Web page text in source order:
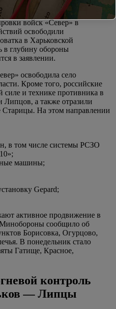
ходе спецоперации.
войск «Север» в
освободили
в Харьковской
в глубину обороны
в заявлении.
освободила село
Кроме того, российские
и технике противника в
Липцов, а также отразили
Старицы. На этом направлении
в том числе системы РСЗО
машины;
Gepard;
активное продвижение в
Минобороны сообщило об
Борисовка, Огурцово,
В понедельник стало
Гатище, Красное,
контроль
— Липцы